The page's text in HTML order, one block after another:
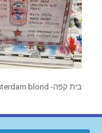
בית קפה- Amsterdam blond מהמם ברמות!!!